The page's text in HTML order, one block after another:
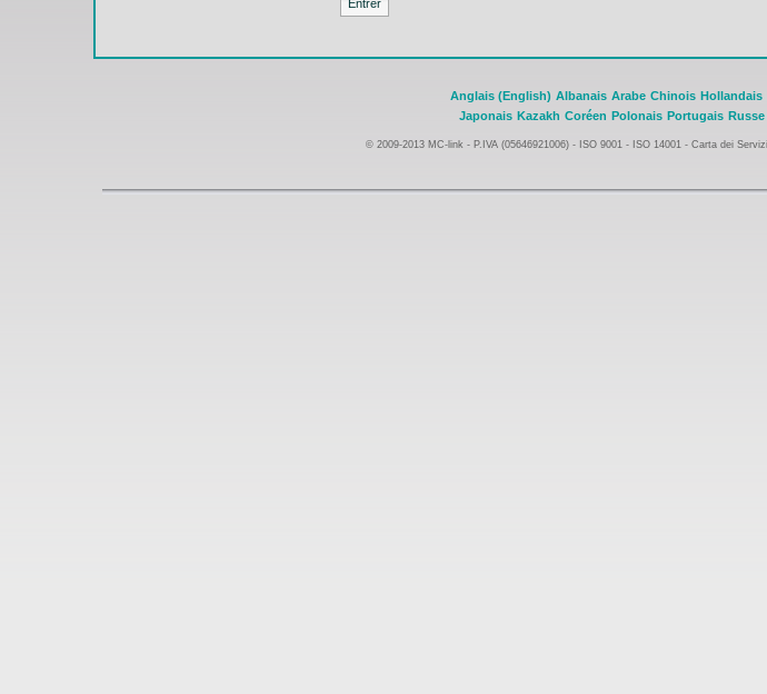
Anglais (English) Albanais Arabe Chinois Hollandais
Japonais Kazakh Coréen Polonais Portugais Russe
© 2009-2013 MC-link - P.IVA (05646921006) - ISO 9001 - ISO 14001- Carta dei